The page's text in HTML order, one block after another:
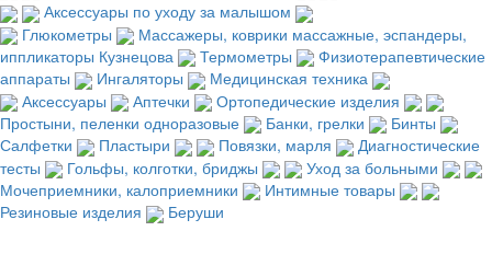
Аксессуары по уходу за малышом
Глюкометры
Массажеры, коврики массажные, эспандеры,
иппликаторы Кузнецова
Термометры
Физиотерапевтические
аппараты
Ингаляторы
Медицинская техника
Аксессуары
Аптечки
Ортопедические изделия
Простыни, пеленки одноразовые
Банки, грелки
Бинты
Салфетки
Пластыри Повязки, марля
Диагностические
тесты
Гольфы, колготки, бриджы
Уход за больными
Мочеприемники, калоприемники
Интимные товары
Резиновые изделия
Беруши